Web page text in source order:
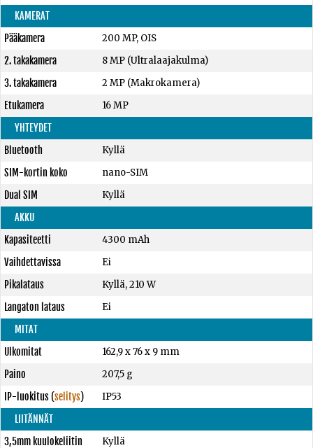
KAMERAT
Pääkamera
200 MP, OIS
2. takakamera
8 MP (Ultralaajakulma)
3. takakamera
2 MP (Makrokamera)
Etukamera
16 MP
YHTEYDET
Bluetooth
Kyllä
SIM-kortin koko
nano-SIM
Dual SIM
Kyllä
AKKU
Kapasiteetti
4300 mAh
Vaihdettavissa
Ei
Pikalataus
Kyllä, 210 W
Langaton lataus
Ei
MITAT
Ulkomitat
162,9 x 76 x 9 mm
Paino
207,5 g
IP-luokitus(selitys)
IP53
LIITÄNNÄT
3,5mm kuulokeliitin
Kyllä